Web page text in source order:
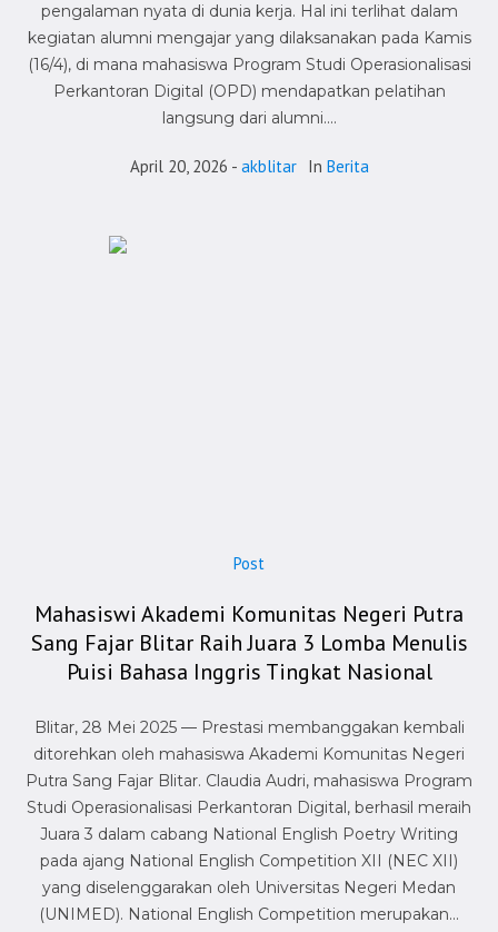
pengalaman nyata di dunia kerja. Hal ini terlihat dalam
kegiatan alumni mengajar yang dilaksanakan pada Kamis
(16/4), di mana mahasiswa Program Studi Operasionalisasi
Perkantoran Digital (OPD) mendapatkan pelatihan
langsung dari alumni....
April 20, 2026 akblitar In Berita
Post
Mahasiswi Akademi Komunitas Negeri Putra
Sang Fajar Blitar Raih Juara 3 Lomba Menulis
Puisi Bahasa Inggris Tingkat Nasional
Blitar, 28 Mei 2025 — Prestasi membanggakan kembali
ditorehkan oleh mahasiswa Akademi Komunitas Negeri
Putra Sang Fajar Blitar. Claudia Audri, mahasiswa Program
Studi Operasionalisasi Perkantoran Digital, berhasil meraih
Juara 3 dalam cabang National English Poetry Writing
pada ajang National English Competition XII (NEC XII)
yang diselenggarakan oleh Universitas Negeri Medan
(UNIMED). National English Competition merupakan...